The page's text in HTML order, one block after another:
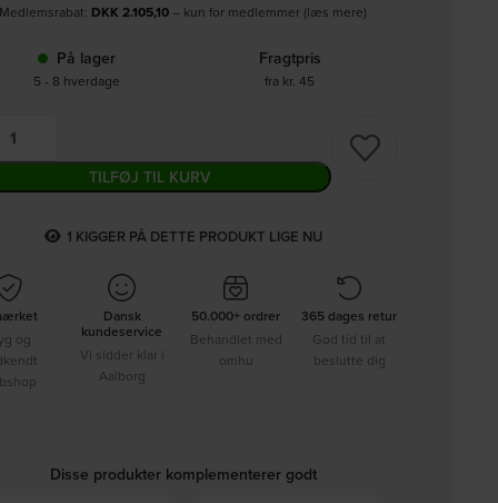
Medlemsrabat: DKK 2.105,10– kun for medlemmer (læs mere)
På lager
5 - 8 hverdage
Fragtpris
fra kr. 45
TILFØJ TIL KURV
1 KIGGER PÅ DETTE PRODUKT LIGE NU
og
Dansk
kundeservice
Vi sidder klar i
Aalborg
50.000+ ordrer
Behandlet med
omhu
365 dages retur
God tid til at
beslutte dig
Disse produkter komplementerer godt